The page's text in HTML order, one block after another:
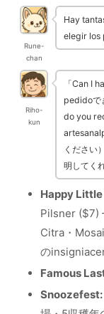
Rune-
chan
Hay
elegir los
Riho-
kun
「Can I
pedidoで
do you
ください
明してく
Happy
Pilsner ($7)
Citra・
の
Famous
Snoozefest: